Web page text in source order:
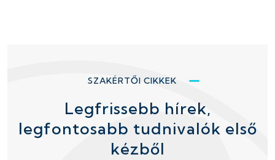
SZAKÉRTŐI CIKKEK
Legfrissebb hírek,
legfontosabb tudnivalók első
kézből